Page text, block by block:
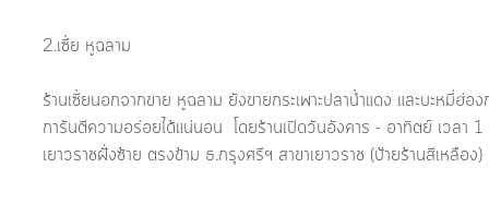
2.เซี้ย หูฉลาม
ร้านเซี้ยนอกจากขาย หูฉลาม ยังขายกระเพาะปลาน้ำแดง และบะหมี่
การันตีความอร่อยได้แน่นอน  โดยร้านเปิดวันอังคาร - อาทิตย์ เวล
เยาวราชฝั่งซ้าย ตรงข้าม ธ.กรุงศรีฯ สาขาเยาวราช (ป้ายร้านสีเหลือง)